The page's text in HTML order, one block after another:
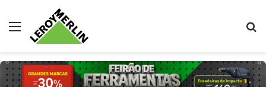
Menu